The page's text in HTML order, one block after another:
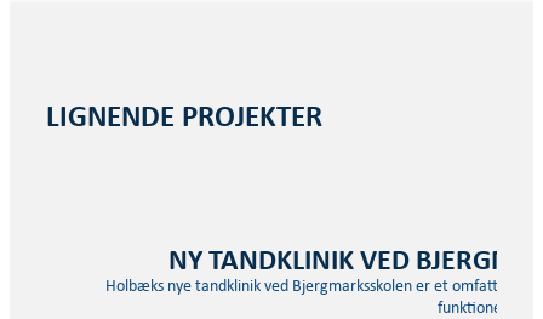
LIGNENDE PROJEKTER
NY TANDKLINIK VED
Holbæks nye tandklinik ved Bjergmarksskolen er et omfattende
funktionel…